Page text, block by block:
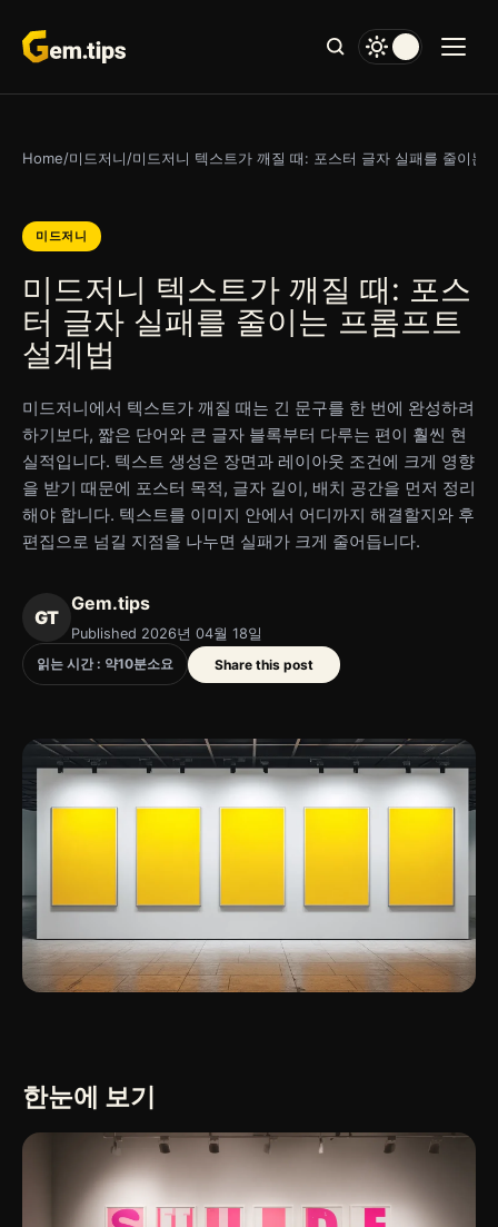
문
로
뛰
Home/미드저니/미드저니 텍스트가 깨질 때: 포스터 글자 실패를 줄이는
미드저니
미드저니 텍스트가 깨질 때: 포스
터 글자 실패를 줄이는 프롬프트
설계법
미드저니에서 텍스트가 깨질 때는 긴 문구를 한 번에 완성하려
하기보다, 짧은 단어와 큰 글자 블록부터 다루는 편이 훨씬 현
실적입니다. 텍스트 생성은 장면과 레이아웃 조건에 크게 영향
을 받기 때문에 포스터 목적, 글자 길이, 배치 공간을 먼저 정리
해야 합니다. 텍스트를 이미지 안에서 어디까지 해결할지와 후
편집으로 넘길 지점을 나누면 실패가 크게 줄어듭니다.
GT
Gem.tips
Published 2026년 04월 18일
읽는 시간 : 약10분소요 Share this post
한눈에 보기